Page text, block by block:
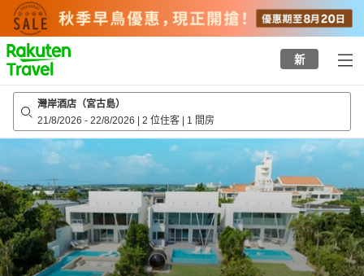
to
top
page
新
灣岸酒店（宮古島）
21/8/2026 - 22/8/2026 | 2 位住客 | 1 間房